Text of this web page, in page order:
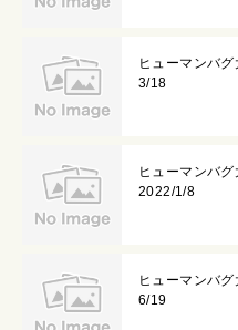
ヒューマンバ
3/18
ヒューマンバ
2022/1/8
ヒューマンバ
6/19